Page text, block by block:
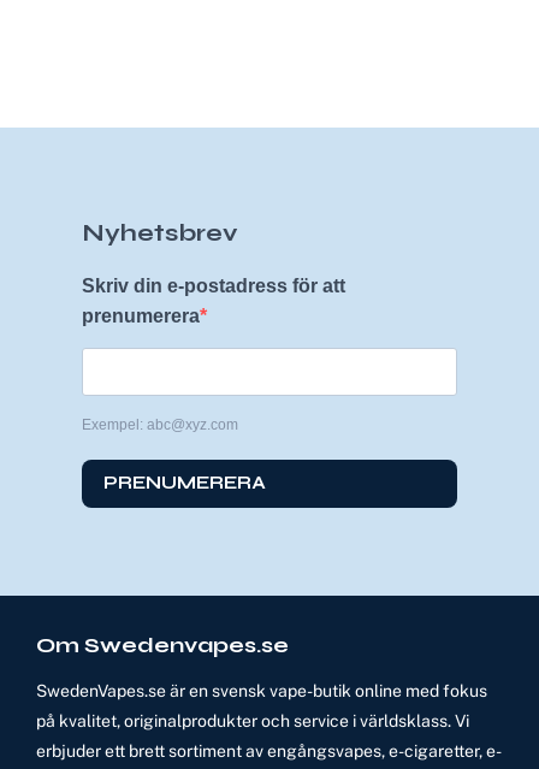
Nyhetsbrev
Skriv din e-postadress för att
prenumerera
Exempel: abc@xyz.com
PRENUMERERA
Om Swedenvapes.se
SwedenVapes.se är en svensk vape-butik online med fokus
på kvalitet, originalprodukter och service i världsklass. Vi
erbjuder ett brett sortiment av engångsvapes, e-cigaretter, e-